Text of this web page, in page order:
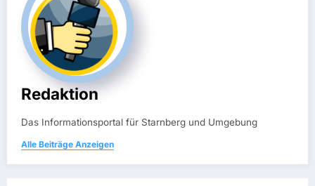
Redaktion
Das Informationsportal für Starnberg und Umgebung
Alle Beiträge Anzeigen